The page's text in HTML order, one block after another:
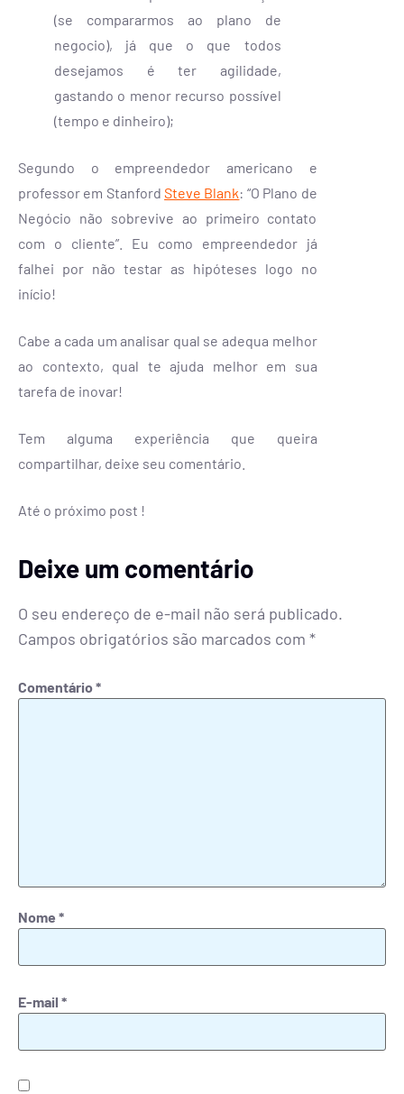
(se compararmos ao plano de
negocio), já que o que todos
desejamos é ter agilidade,
gastando o menor recurso possível
(tempo e dinheiro);
Segundo o empreendedor americano e
professor em StanfordSteve Blank: “O Plano de
Negócio não sobrevive ao primeiro contato
com o cliente”. Eu como empreendedor já
falhei por não testar as hipóteses logo no
início!
Cabe a cada um analisar qual se adequa melhor
ao contexto, qual te ajuda melhor em sua
tarefa de inovar!
Tem alguma experiência que queira
compartilhar, deixe seu comentário.
Até o próximo post !
Deixe um comentário
O seu endereço de e-mail não será publicado.
Campos obrigatórios são marcados com *
Comentário*
Nome *
E-mail *